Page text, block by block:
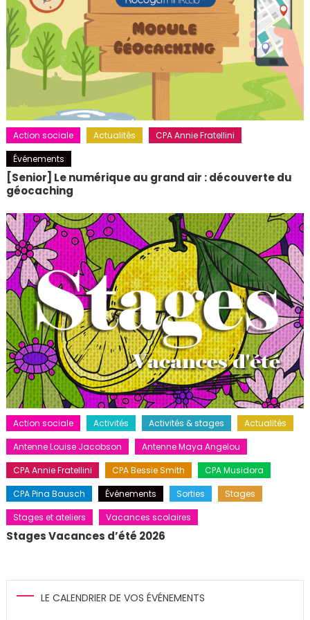
Action sociale Actualités
CPA Annie Fratellini
Événements
[Senior] Le numérique au grand air : découverte du
géocaching
Action sociale Activités Activités & stages
Actualités
Antenne Louise Jacobson
Antenne Maya Angelou
CPA Annie Fratellini
CPA Bessie Smith
CPA Musidora
CPA Pina Bausch
Événements Sorties
Stages
Stages et ateliers
Vacances scolaires
Stages Vacances d’été 2026
LE CALENDRIER DE VOS ÉVÉNEMENTS